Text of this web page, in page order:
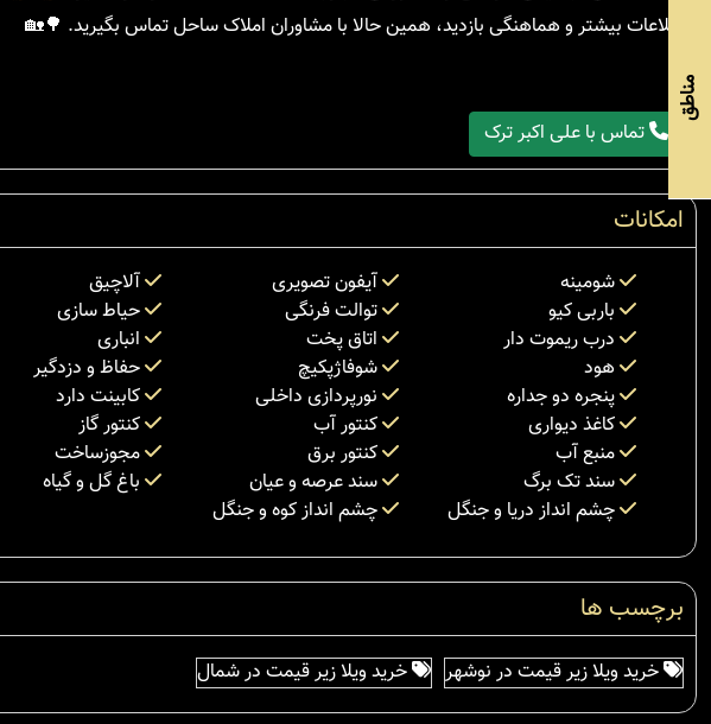
اطلاعات بیشتر و هماهنگی بازدید، همین حالا با مشاوران املاک ساحل تماس بگیرید. 🌳🏡
تماس با علی اکبر ترک
امکانات
شومینه آیفون تصویری آلاچیق
باربی کیو
توالت فرنگی حیاط سازی
درب ریموت دار
اتاق پخت انباری
هود
شوفاژپکیچ حفاظ و دزدگیر
پنجره دو جداره
نورپردازی داخلی کابینت دارد
کاغذ دیواری
کنتور آب کنتور گاز
منبع آب
کنتور برق مجوزساخت
سند تک برگ
سند عرصه و عیان باغ گل و گیاه
چشم انداز دریا و جنگل
چشم انداز کوه و جنگل
برچسب ها
خرید ویلا زیر قیمت در نوشهر خرید ویلا زیر قیمت در شمال
مناطق